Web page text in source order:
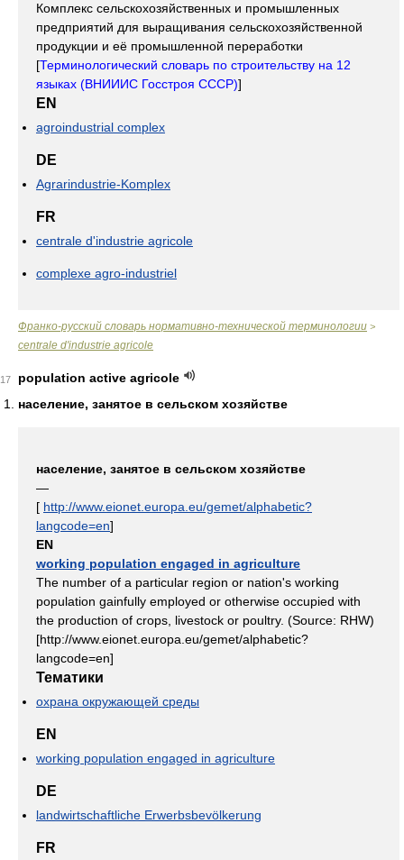
Комплекс сельскохозяйственных и промышленных
предприятий для выращивания сельскохозяйственной
продукции и её промышленной переработки
[Терминологический словарь по строительству на 12
языках (ВНИИИС Госстроя СССР)]
EN
agroindustrial complex
DE
Agrarindustrie-Komplex
FR
centrale d'industrie agricole
complexe agro-industriel
Франко-русский словарь нормативно-технической терминологии >
centrale d'industrie agricole
17
population active agricole
население, занятое в сельском хозяйстве
население, занятое в сельском хозяйстве
—
[ http://www.eionet.europa.eu/gemet/alphabetic?
langcode=en]
EN
working population engaged in agriculture
The number of a particular region or nation's working
population gainfully employed or otherwise occupied with
the production of crops, livestock or poultry. (Source: RHW)
[http://www.eionet.europa.eu/gemet/alphabetic?
langcode=en]
Тематики
охрана окружающей среды
EN
working population engaged in agriculture
DE
landwirtschaftliche Erwerbsbevölkerung
FR